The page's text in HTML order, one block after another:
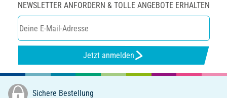
NEWSLETTER ANFORDERN & TOLLE ANGEBOTE ERHALTEN
Jetzt anmelden
Sichere Bestellung